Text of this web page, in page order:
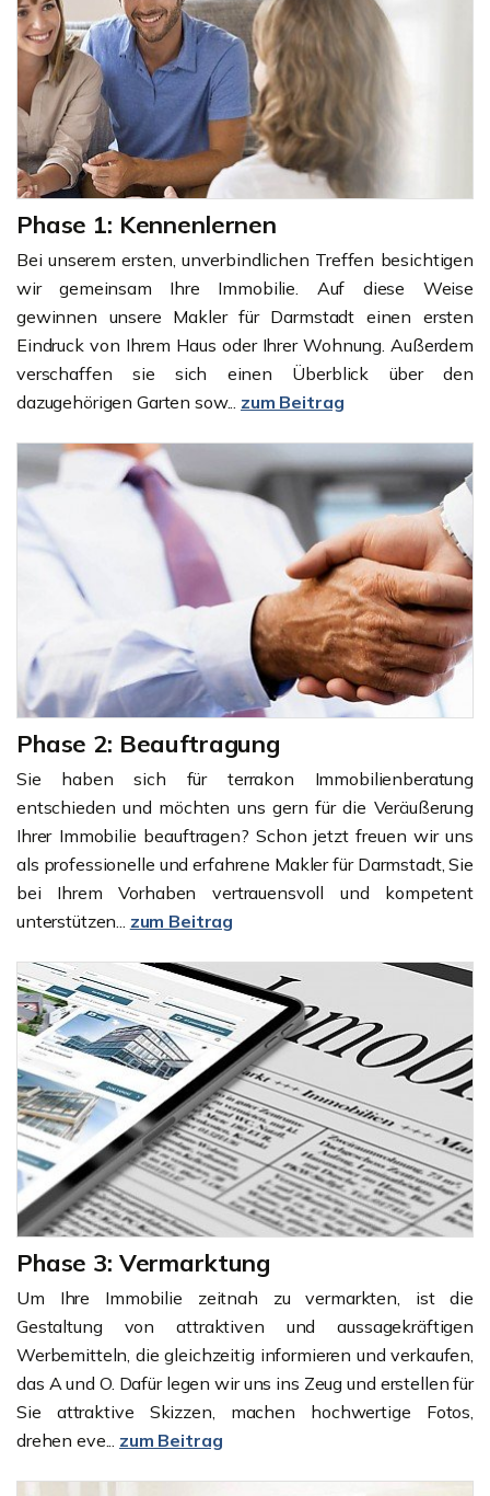
Phase 1: Kennenlernen
Bei unserem ersten, unverbindlichen Treffen besichtigen
wir gemeinsam Ihre Immobilie. Auf diese Weise
gewinnen unsere Makler für Darmstadt einen ersten
Eindruck von Ihrem Haus oder Ihrer Wohnung. Außerdem
verschaffen sie sich einen Überblick über den
dazugehörigen Garten sow... zum Beitrag
Phase 2: Beauftragung
Sie haben sich für terrakon Immobilienberatung
entschieden und möchten uns gern für die Veräußerung
Ihrer Immobilie beauftragen? Schon jetzt freuen wir uns
als professionelle und erfahrene Makler für Darmstadt, Sie
bei Ihrem Vorhaben vertrauensvoll und kompetent
unterstützen... zum Beitrag
Phase 3: Vermarktung
Um Ihre Immobilie zeitnah zu vermarkten, ist die
Gestaltung von attraktiven und aussagekräftigen
Werbemitteln, die gleichzeitig informieren und verkaufen,
das A und O. Dafür legen wir uns ins Zeug und erstellen für
Sie attraktive Skizzen, machen hochwertige Fotos,
drehen eve... zum Beitrag